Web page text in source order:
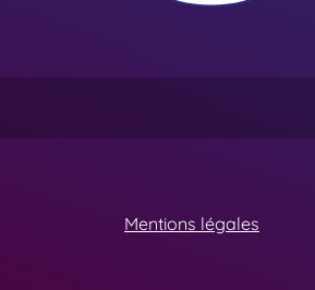
Mentions légales